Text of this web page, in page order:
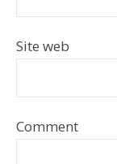
Site web
Comment